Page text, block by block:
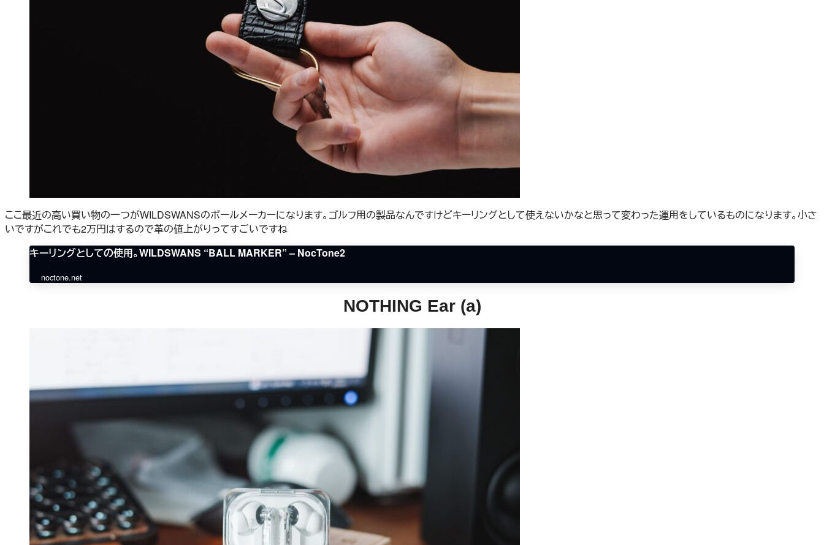
ここ最近の高い買い物の一つがWILDSWANSのボールメーカーになります。ゴルフ用の製品なんですけどキーリングとして使えないかなと思って変わった運用をしているものになります。小さ
いですがこれでも2万円はするので革の値上がりってすごいですね
キーリングとしての使用。WILDSWANS “BALL MARKER” – NocTone2
noctone.net
NOTHING Ear (a)